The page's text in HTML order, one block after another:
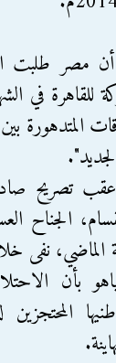
مصر طلبت
للقاهرة في
المتدهورة
عقب تصريح
الجناح
الماضي، نفى
بأن